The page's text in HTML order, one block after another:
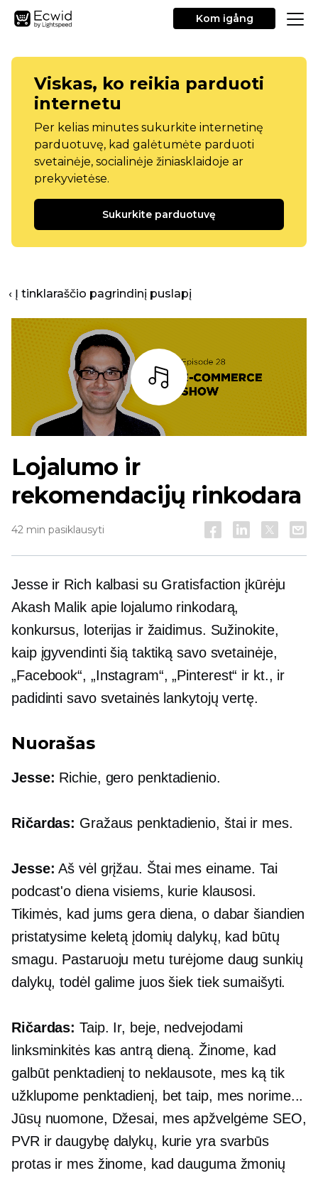
Kom igång
Viskas, ko reikia parduoti
internetu
Per kelias minutes sukurkite internetinę
parduotuvę, kad galėtumėte parduoti
svetainėje, socialinėje žiniasklaidoje ar
prekyvietėse.
Sukurkite parduotuvę
‹ Į tinklaraščio pagrindinį puslapį
Baras
Lojalumo ir
rekomendacijų rinkodara
42 min pasiklausyti
Jesse ir Rich kalbasi su Gratisfaction įkūrėju
Akash Malik apie lojalumo rinkodarą,
konkursus, loterijas ir žaidimus. Sužinokite,
kaip įgyvendinti šią taktiką savo svetainėje,
„Facebook“, „Instagram“, „Pinterest“ ir kt., ir
padidinti savo svetainės lankytojų vertę.
Nuorašas
Jesse: Richie, gero penktadienio.
Ričardas: Gražaus penktadienio, štai ir mes.
Jesse: Aš vėl grįžau. Štai mes einame. Tai
podcast'o diena visiems, kurie klausosi.
Tikimės, kad jums gera diena, o dabar šiandien
pristatysime keletą įdomių dalykų, kad būtų
smagu. Pastaruoju metu turėjome daug sunkių
dalykų, todėl galime juos šiek tiek sumaišyti.
Ričardas: Taip. Ir, beje, nedvejodami
linksminkitės kas antrą dieną. Žinome, kad
galbūt penktadienį to neklausote, mes ką tik
užklupome penktadienį, bet taip, mes norime...
Jūsų nuomone, Džesai, mes apžvelgėme SEO,
PVR ir daugybę dalykų, kurie yra svarbūs
protas ir mes žinome, kad dauguma žmonių